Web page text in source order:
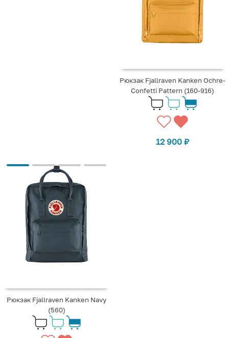
Рюкзак Fjallraven Kanken Ochre-
Confetti Pattern (160-916)
12 900 ₽
Рюкзак Fjallraven Kanken Navy
(560)